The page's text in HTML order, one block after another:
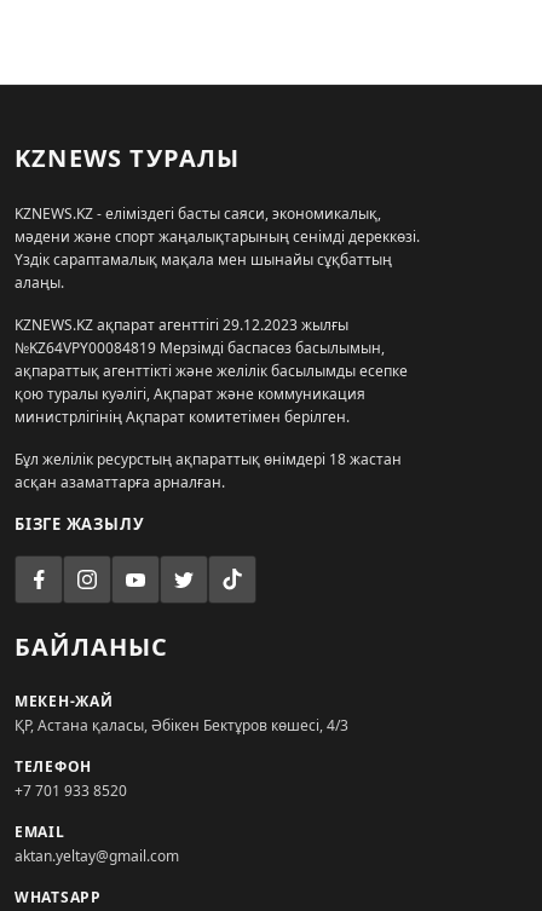
KZNEWS ТУРАЛЫ
KZNEWS.KZ - еліміздегі басты саяси, экономикалық,
мәдени және спорт жаңалықтарының сенімді дереккөзі.
Үздік сараптамалық мақала мен шынайы сұқбаттың
алаңы.
KZNEWS.KZ ақпарат агенттігі 29.12.2023 жылғы
№KZ64VPY00084819 Мерзімді баспасөз басылымын,
ақпараттық агенттікті және желілік басылымды есепке
қою туралы куәлігі, Ақпарат және коммуникация
министрлігінің Ақпарат комитетімен берілген.
Бұл желілік ресурстың ақпараттық өнімдері 18 жастан
асқан азаматтарға арналған.
БІЗГЕ ЖАЗЫЛУ
БАЙЛАНЫС
МЕКЕН-ЖАЙ
ҚР, Астана қаласы, Әбікен Бектұров көшесі, 4/3
ТЕЛЕФОН
+7 701 933 8520
EMAIL
aktan.yeltay@gmail.com
WHATSAPP